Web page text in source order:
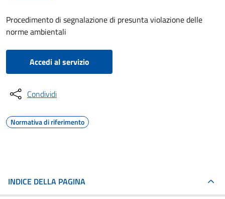
Procedimento di segnalazione di presunta violazione delle
norme ambientali
Accedi al servizio
Condividi
Normativa di riferimento
INDICE DELLA PAGINA